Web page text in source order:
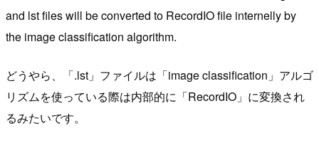
and lst files will be converted to RecordIO file internelly by
the image classification algorithm.
どうやら、「.lst」ファイルは「image classification」アルゴ
リズムを使っている際は内部的に「RecordIO」に変換され
るみたいです。